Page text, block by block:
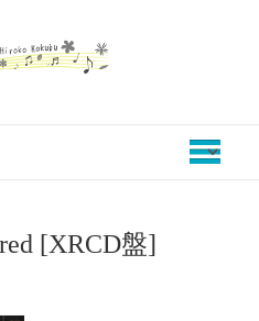
[XRCD盤]